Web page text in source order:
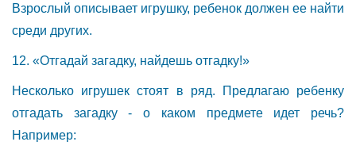
Взрослый описывает игрушку, ребенок должен ее найти
среди других.
12. «Отгадай загадку, найдешь отгадку!»
Несколько игрушек стоят в ряд. Предлагаю ребенку
отгадать загадку - о каком предмете идет речь?
Например: